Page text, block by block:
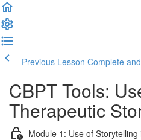
Previous Lesson Complete
CBPT Tools:
Therapeutic
Module 1: Use of Storytelling